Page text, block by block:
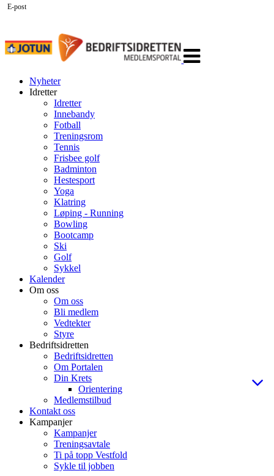
navigasjon
Nyheter
Idretter
Idretter
Innebandy
Fotball
Treningsrom
Tennis
Frisbee golf
Badminton
Hestesport
Yoga
Klatring
Løping - Running
Bowling
Bootcamp
Ski
Golf
Sykkel
Kalender
Om oss
Om oss
Bli medlem
Vedtekter
Styre
Bedriftsidretten
Bedriftsidretten
Om Portalen
Din Krets
Orientering
Medlemstilbud
Kontakt oss
Kampanjer
Kampanjer
Treningsavtale
Ti på topp Vestfold
Sykle til jobben
E-post